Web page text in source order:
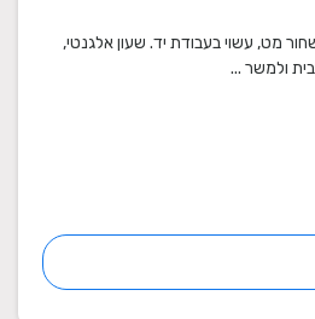
מט, עשוי בעבודת יד. שעון אלגנטי,
ולמשר ...